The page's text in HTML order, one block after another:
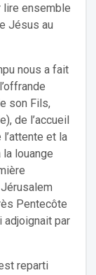
lire ensemble
Jésus au
nous a fait
son Fils,
de l’accueil
et la
la louange
Pentecôte
adjoignait par
reparti